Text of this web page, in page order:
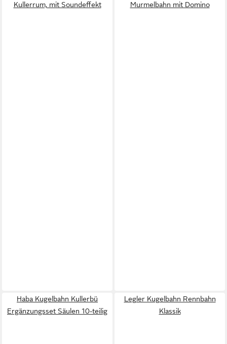
Kullerrum, mit Soundeffekt
Murmelbahn mit Domino
Haba Kugelbahn Kullerbü
Ergänzungsset Säulen 10-teilig
Legler Kugelbahn Rennbahn
Klassik